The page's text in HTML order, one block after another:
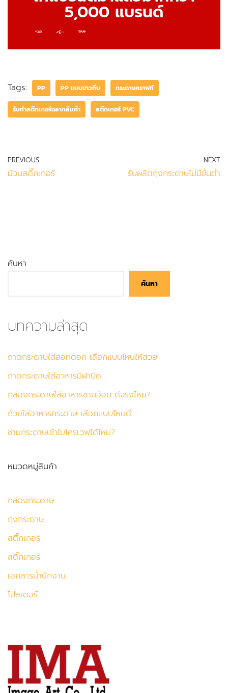
5,000 แบรนด์
Tags: PP PP แบบขาวทึบ กระดาษคราฟท์
รับทำสติ๊กเกอร์ฉลากสินค้า สติ๊กเกอร์ PVC
PREVIOUS
ม้วนสติ๊กเกอร์
NEXT
รับผลิตถุงกระดาษไม่มีขั้นต่ำ
ค้นหา
ค้นหา
บทความล่าสุด
ถาดกระดาษใส่ฮอทดอก เลือกแบบไหนให้สวย
ถาดกระดาษใส่อาหารมีฝาปิด
กล่องกระดาษใส่อาหารชานอ้อย ดีจริงไหม?
ถ้วยใส่อาหารกระดาษ เลือกแบบไหนดี
ชามกระดาษเข้าไมโครเวฟได้ไหม?
หมวดหมู่สินค้า
กล่องกระดาษ
ถุงกระดาษ
สติ๊กเกอร์
สติ๊กเกอร์
เอกสารน้ำนักงาน
โปสเตอร์